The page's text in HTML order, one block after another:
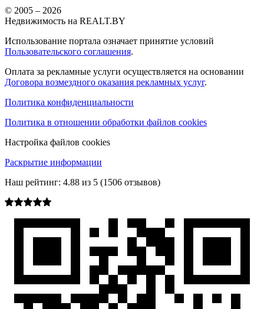
© 2005 – 2026
Недвижимость на REALT.BY
Использование портала означает принятие условий
Пользовательского соглашения.
Оплата за рекламные услуги осуществляется на основании
Договора возмездного оказания рекламных услуг.
Политика конфиденциальности
Политика в отношении обработки файлов cookies
Настройка файлов cookies
Раскрытие информации
Наш рейтинг: 4.88 из 5 (1506 отзывов)